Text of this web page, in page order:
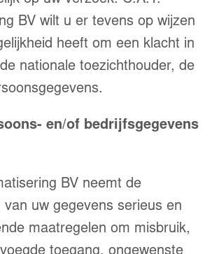
BV wilt u er tevens op wijzen
heeft om een klacht in
nationale toezichthouder, de
en/of bedrijfsgegevens
BV neemt de
van uw gegevens serieus en
maatregelen om misbruik,
toegang, ongewenste